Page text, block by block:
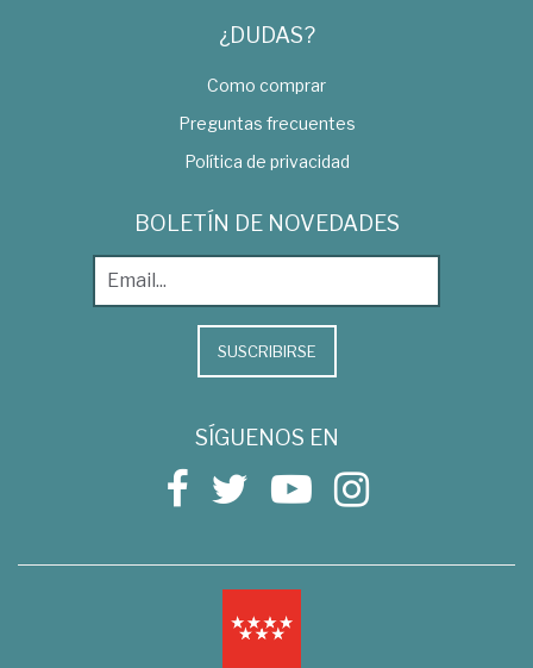
¿DUDAS?
Como comprar
Preguntas frecuentes
Política de privacidad
BOLETÍN DE NOVEDADES
SUSCRIBIRSE
SÍGUENOS EN